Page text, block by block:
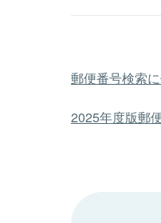
郵便番号検索
2025年度版郵